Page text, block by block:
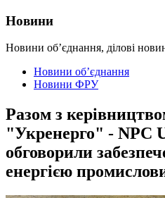
Новини
Новини об’єднання, ділові
Новини об’єднання
Новини ФРУ
Разом з
"Укренерго" - NPC
обговорили
енергією